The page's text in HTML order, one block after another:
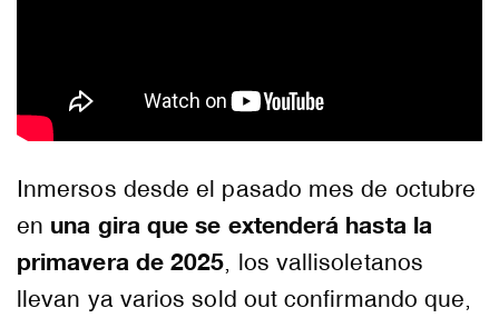
Inmersos desde el pasado mes de octubre
en una gira que se extenderá hasta la
primavera de 2025, los vallisoletanos
llevan ya varios sold out confirmando que,